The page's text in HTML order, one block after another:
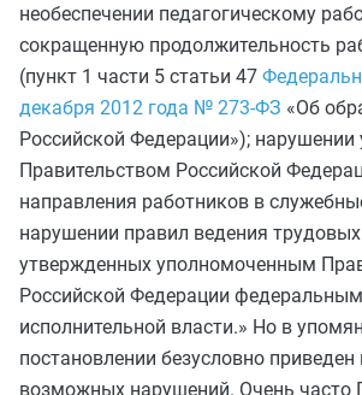
необеспечении педагогическому
сокращенную продолжительность
(пункт 1 части 5 статьи 47
декабря 2012 года № 273-ФЗ «Об
Российской Федерации»); нарушении
Правительством Российской
направления работников в
нарушении правил ведения
утвержденных уполномоченным
Российской Федерации
исполнительной власти.» Но в
постановлении безусловно приведен
возможных нарушений. Очень часто